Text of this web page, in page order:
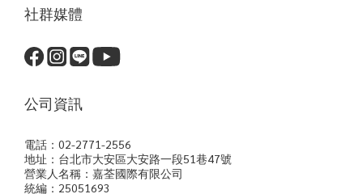
社群媒體
公司資訊
電話：02-2771-2556
地址：台北市大安區大安路一段51巷47號
營業人名稱：嘉荃國際有限公司
統編：25051693